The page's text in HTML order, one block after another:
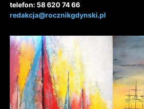
telefon: 58 620 74 66
redakcja@rocznikgdynski.pl